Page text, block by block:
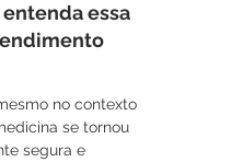
essa
no contexto
se tornou
segura e